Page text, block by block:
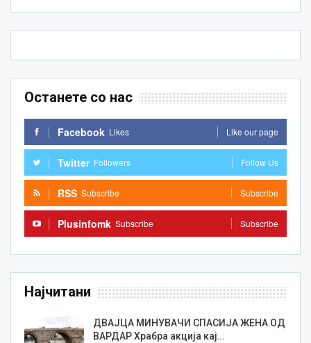
Останете со нас
Facebook Likes Like our page
Twitter Followers Follow Us
RSS Subscribe Subscribe
Plusinfomk Subscribe Subscribe
Најчитани
ДВАЈЦА МИНУВАЧИ СПАСИЈА ЖЕНА ОД
ВАРДАР Храбра акција кај…